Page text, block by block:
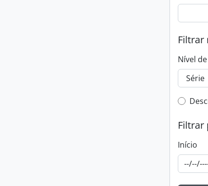
Filtrar
Nível
Filtrar
Início